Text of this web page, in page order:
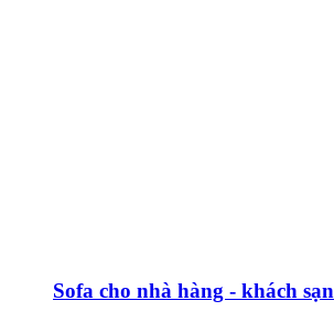
Sofa cho nhà hàng - khách sạn